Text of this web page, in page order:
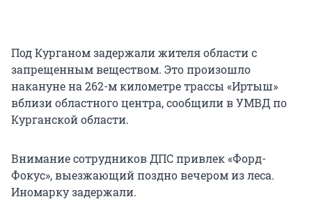
Под Курганом задержали жителя области с
запрещенным веществом. Это произошло
накануне на 262-м километре трассы «Иртыш»
вблизи областного центра, сообщили в УМВД по
Курганской области.
Внимание сотрудников ДПС привлек «Форд-
Фокус», выезжающий поздно вечером из леса.
Иномарку задержали.